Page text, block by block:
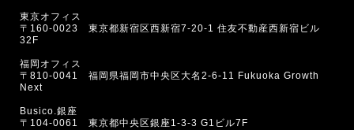
東京オフィス
〒160-0023 東京都新宿区西新宿7-20-1 住友不動産西新宿ビル
32F
福岡オフィス
〒810-0041 福岡県福岡市中央区大名2-6-11 Fukuoka Growth
Next
Busico.銀座
〒104-0061 東京都中央区銀座1-3-3 G1ビル7F